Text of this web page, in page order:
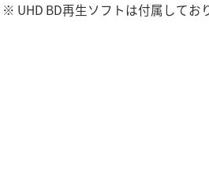
※ UHD BD再生ソフトは付属してお